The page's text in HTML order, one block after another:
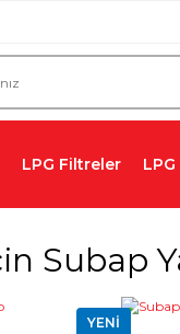
LPG Filtreler
Subap
YENİ